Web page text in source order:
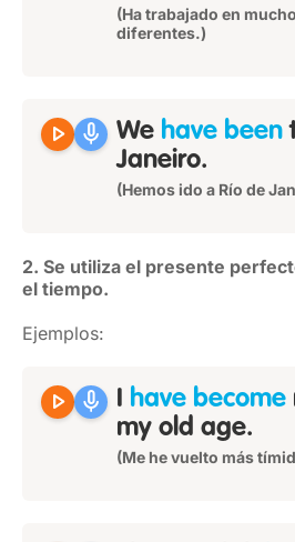
(Ha trabajado en
diferentes.)
play_arrow mic We have been
Janeiro.
(Hemos ido a Río de
2. Se utiliza el presente
el tiempo.
Ejemplos:
play_arrow mic I have become
my old age.
(Me he vuelto más